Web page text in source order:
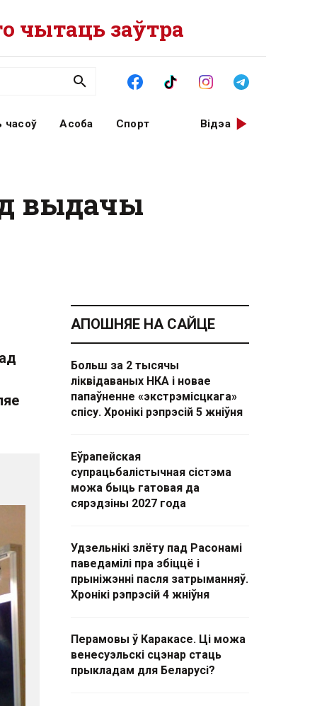
чытаць заўтра
часоў Асоба Спорт Відэа
выдачы
АПОШНЯЕ НА САЙЦЕ
Больш за 2 тысячы
ліквідаваных НКА і новае
папаўненне «экстрэмісцкага»
спісу. Хронікі рэпрэсій 5 жніўня
Еўрапейская
супрацьбалістычная сістэма
можа быць гатовая да
сярэдзіны 2027 года
Удзельнікі злёту пад Расонамі
паведамілі пра збіццё і
прыніжэнні пасля затрыманняў.
Хронікі рэпрэсій 4 жніўня
Перамовы ў Каракасе. Ці можа
венесуэльскі сцэнар стаць
прыкладам для Беларусі?